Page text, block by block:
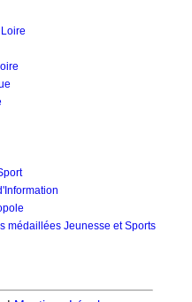
médaillées Jeunesse et Sports